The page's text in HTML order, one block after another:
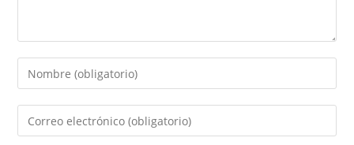
Introducí
tu
nombre
Introducí
tu